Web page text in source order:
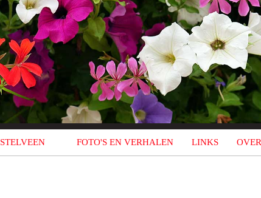
FOTO'S EN VERHALEN LINKS